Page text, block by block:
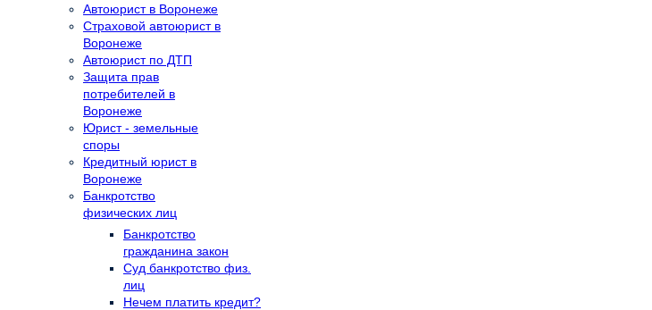
Автоюрист в Воронеже
Страховой автоюрист в
Воронеже
Автоюрист по ДТП
Защита прав
потребителей в
Воронеже
Юрист - земельные
споры
Кредитный юрист в
Воронеже
Банкротство
физических лиц
Банкротство
гражданина закон
Суд банкротство физ.
лиц
Нечем платить кредит?